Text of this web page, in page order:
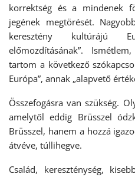
korrektség és a mindenek
jegének megtörését.
keresztény kultúrájú
előmozdításának”.
tartom a következő
Európa”, annak „alapvető
Összefogásra van szükség.
amelytől eddig Brüsszel
Brüsszel, hanem a hozzá
átvéve, túllihegve.
Család, kereszténység,